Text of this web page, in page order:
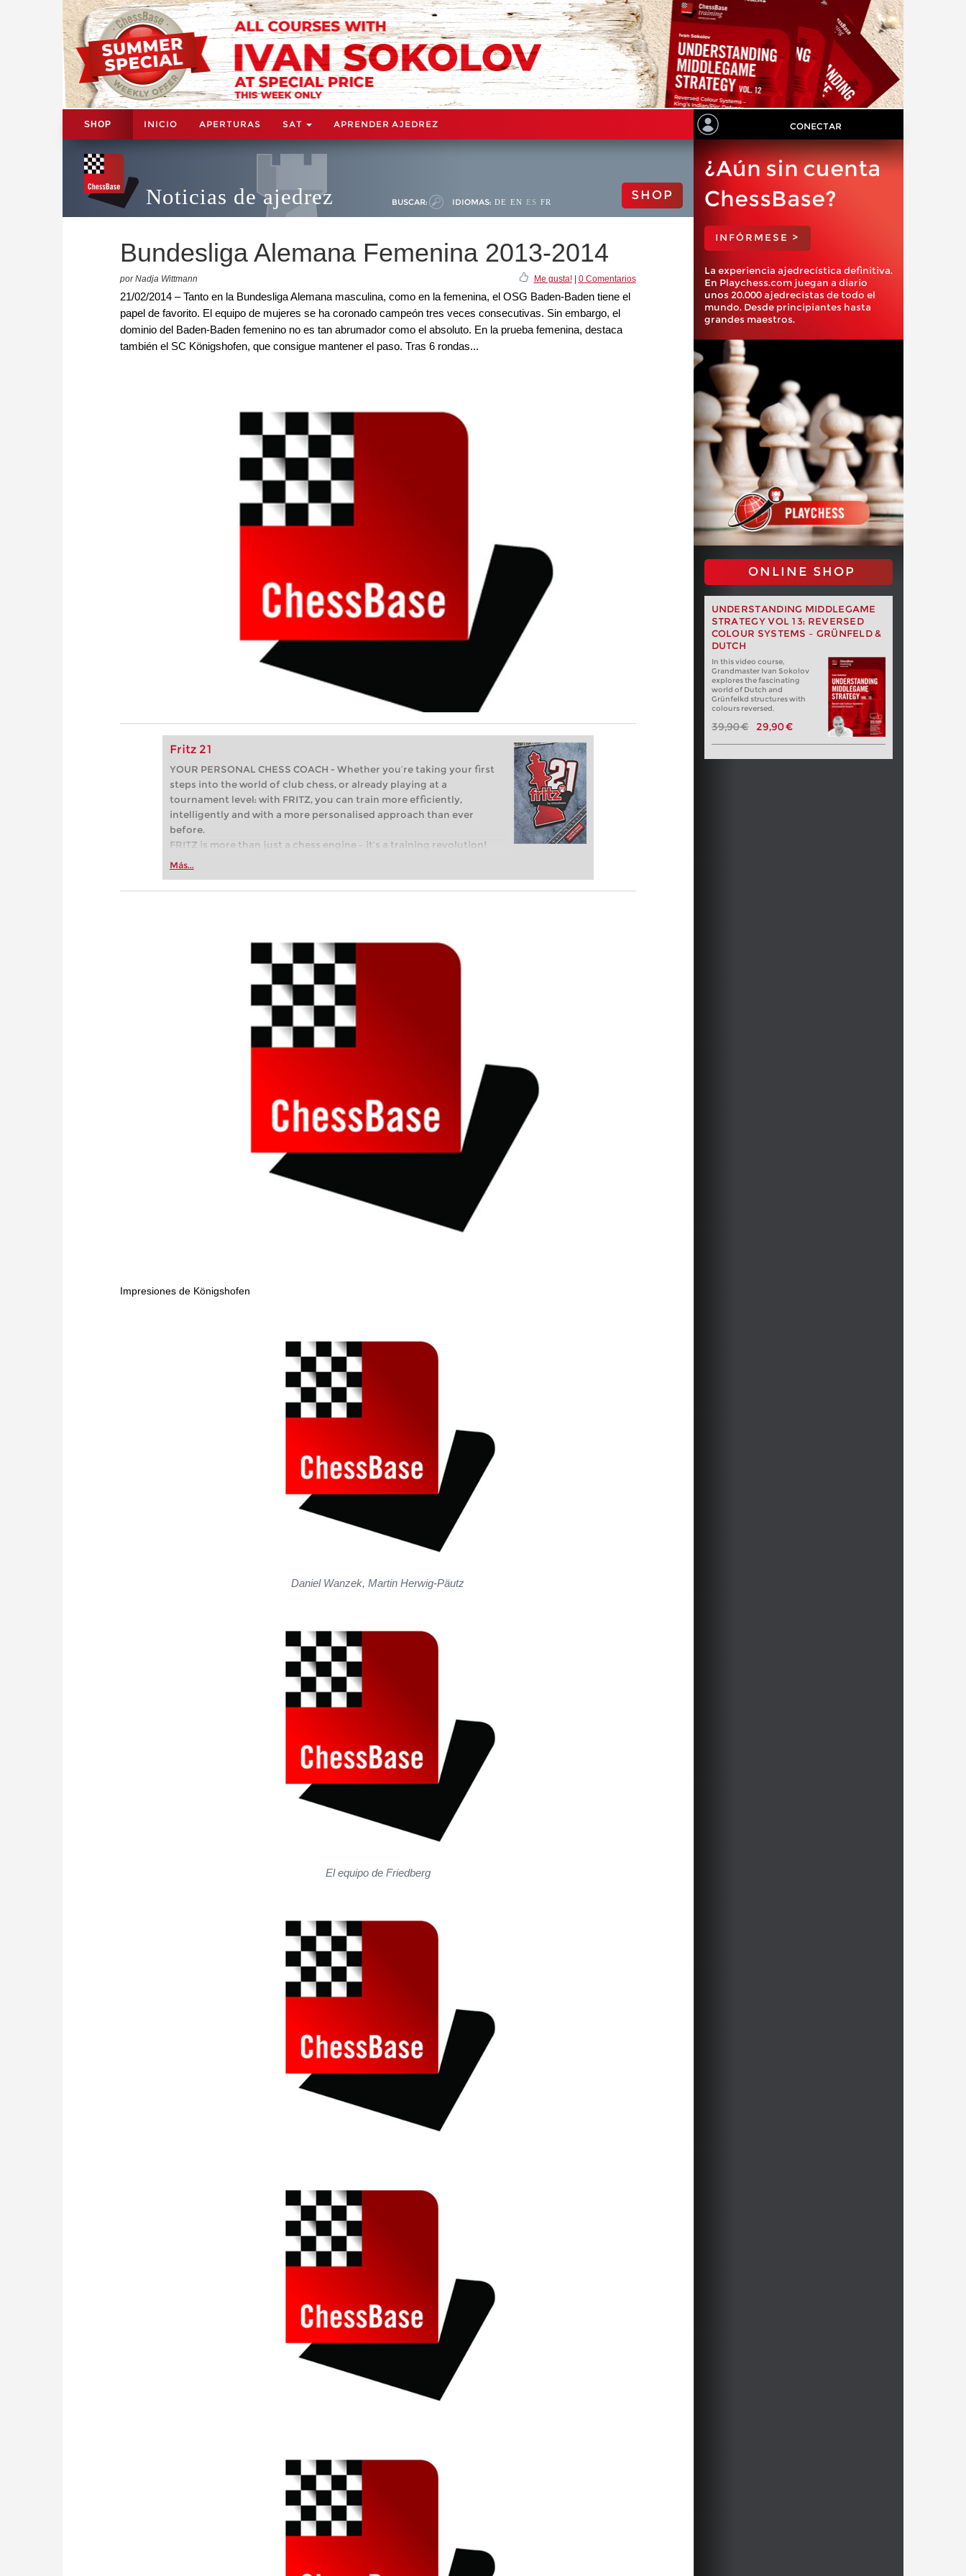
SHOP INICIO APERTURAS SAT APRENDER AJEDREZ CONECTAR
Noticias de ajedrez BUSCAR: IDIOMAS: DE EN ES FR SHOP
Bundesliga Alemana Femenina 2013-2014
por Nadja Wittmann Me gusta!| 0 Comentarios
21/02/2014 – Tanto en la Bundesliga Alemana masculina, como en la femenina, el OSG Baden-Baden tiene el
papel de favorito. El equipo de mujeres se ha coronado campeón tres veces consecutivas. Sin embargo, el
dominio del Baden-Baden femenino no es tan abrumador como el absoluto. En la prueba femenina, destaca
también el SC Königshofen, que consigue mantener el paso. Tras 6 rondas...
Fritz 21
YOUR PERSONAL CHESS COACH - Whether you’re taking your first
steps into the world of club chess, or already playing at a
tournament level: with FRITZ, you can train more efficiently,
intelligently and with a more personalised approach than ever
before.
FRITZ is more than just a chess engine – it’s a training revolution!
Whether you’re taking your first steps into the world of club chess,
more efficiently, intelligently and with a more personalised
Más...
¿Aún sin cuenta
ChessBase?
INFÓRMESE >
La experiencia ajedrecística definitiva.
En Playchess.com juegan a diario
unos 20.000 ajedrecistas de todo el
mundo. Desde principiantes hasta
grandes maestros.
ONLINE SHOP
UNDERSTANDING MIDDLEGAME
STRATEGY VOL 13: REVERSED
COLOUR SYSTEMS – GRÜNFELD &
DUTCH
In this video course,
Grandmaster Ivan Sokolov
explores the fascinating
world of Dutch and
Grünfelkd structures with
colours reversed.
39,90 € 29,90 €
Impresiones de Königshofen
Daniel Wanzek, Martin Herwig-Päutz
El equipo de Friedberg